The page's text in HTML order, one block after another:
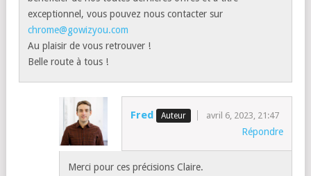
exceptionnel, vous pouvez nous contacter sur
chrome@gowizyou.com
Au plaisir de vous retrouver !
Belle route à tous !
Fred avril 6, 2023, 21:47
Répondre
Merci pour ces précisions Claire.